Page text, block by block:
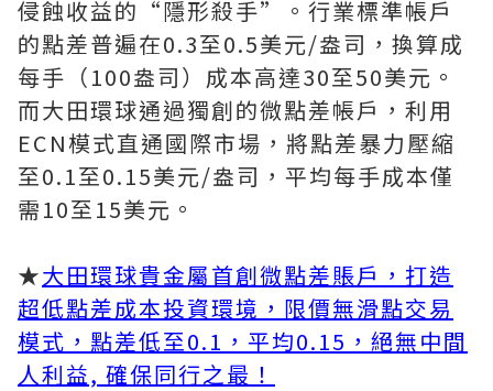
侵蝕收益的“隱形殺手”。行業標準帳戶
的點差普遍在0.3至0.5美元/盎司，換算成
每手（100盎司）成本高達30至50美元。
而大田環球通過獨創的微點差帳戶，利用
ECN模式直通國際市場，將點差暴力壓縮
至0.1至0.15美元/盎司，平均每手成本僅
需10至15美元。
★大田環球貴金屬首創微點差賬戶，打造
超低點差成本投資環境，限價無滑點交易
模式，點差低至0.1，平均0.15，絕無中間
人利益, 確保同行之最！